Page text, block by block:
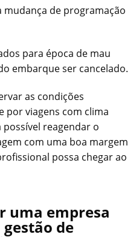
mudança de programação
para época de mau
embarque ser cancelado.
as condições
por viagens com clima
possível reagendar o
com uma boa margem
possa chegar ao
uma empresa
de